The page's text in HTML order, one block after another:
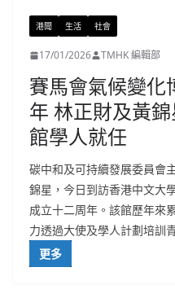
港聞 生活 社會
17/01/2026 TMHK 編輯部
賽馬會氣候變化
年 林正財及黃
館學人就任
碳中和及可持續發展委員會
錦星，今日到訪香港中文大
成立十二周年。該館歷年來
力透過大使及學人計劃培訓
更多